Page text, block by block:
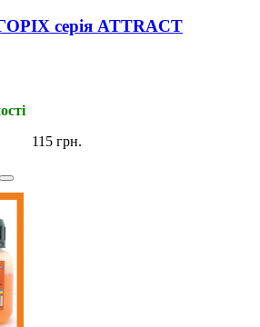
серiя ATTRACT
115 грн.